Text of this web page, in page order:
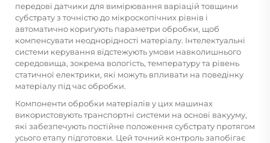
передові датчики для вимірювання варіацій товщини
субстрату з точністю до мікроскопічних рівнів і
автоматично коригують параметри обробки, щоб
компенсувати неоднорідності матеріалу. Інтелектуальні
системи керування відстежують умови навколишнього
середовища, зокрема вологість, температуру та рівень
статичної електрики, які можуть впливати на поведінку
матеріалу під час обробки.
Компоненти обробки матеріалів у цих машинах
використовують транспортні системи на основі вакууму,
які забезпечують постійне положення субстрату протягом
усього етапу підготовки. Цей точний контроль запобігає